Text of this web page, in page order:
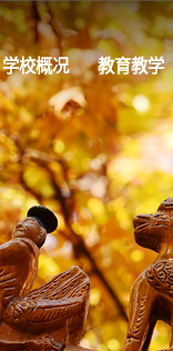
学校概况 教育教学